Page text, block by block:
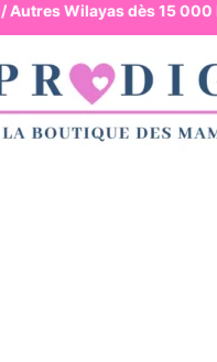
Wilayas dès 15 000